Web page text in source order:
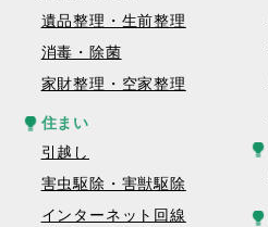
遺品整理・生前整理
消毒・除菌
家財整理・空家整理
住まい
引越し
害虫駆除・害獣駆除
インターネット回線